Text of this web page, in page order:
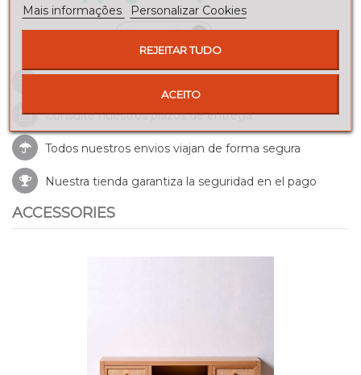
Consulte nuestrosplazos de entrega
Todos nuestros envios viajan de forma segura
Nuestra tienda garantiza la seguridad en el pago
ACCESSORIES
Mais informações
Personalizar Cookies
REJEITAR TUDO
ACEITO